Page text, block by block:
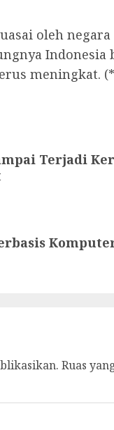
oleh
Indonesia
meningkat.
Terjadi
Ruas